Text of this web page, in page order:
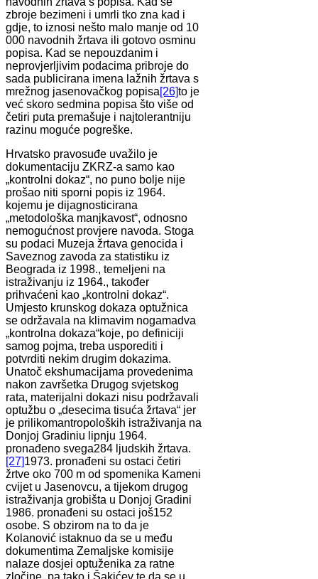
zbroje bezimeni i umrli tko zna kad i
gdje, to iznosi nešto malo manje od 10
000 navodnih žrtava ili gotovo osminu
popisa. Kad se nepouzdanim i
neprovjerljivim podacima pribroje do
sada publicirana imena lažnih žrtava s
mrežnog jasenovačkog popisa[26]to je
već skoro sedmina popisa što više od
četiri puta premašuje i najtolerantniju
razinu moguće pogreške.
Hrvatsko pravosuđe uvažilo je
dokumentaciju ZKRZ-a samo kao
„kontrolni dokaz“, no puno bolje nije
prošao niti sporni popis iz 1964.
kojemu je dijagnosticirana
„metodološka manjkavost“, odnosno
nemogućnost provjere navoda. Stoga
su podaci Muzeja žrtava genocida i
Saveznog zavoda za statistiku iz
Beograda iz 1998., temeljeni na
istraživanju iz 1964., također
prihvaćeni kao „kontrolni dokaz“.
Umjesto krunskog dokaza optužnica
se održavala na klimavim nogamadva
„kontrolna dokaza“koje, po definiciji
samog pojma, treba usporediti i
potvrditi nekim drugim dokazima.
Unatoč ekshumacijama provedenima
nakon završetka Drugog svjetskog
rata, materijalni dokazi nisu podržavali
optužbu o „desecima tisuća žrtava“ jer
je prilikomantropoloških istraživanja na
Donjoj Gradiniu lipnju 1964.
pronađeno svega284 ljudskih žrtava.
[27]1973. pronađeni su ostaci četiri
žrtve oko 700 m od spomenika Kameni
cvijet u Jasenovcu, a tijekom drugog
istraživanja grobišta u Donjoj Gradini
1986. pronađeni su ostaci još152
osobe. S obzirom na to da je
Kolanović istaknuo da se u među
dokumentima Zemaljske komisije
nalaze dosjei optuženika za ratne
zločine, pa tako i Šakićev te da se u